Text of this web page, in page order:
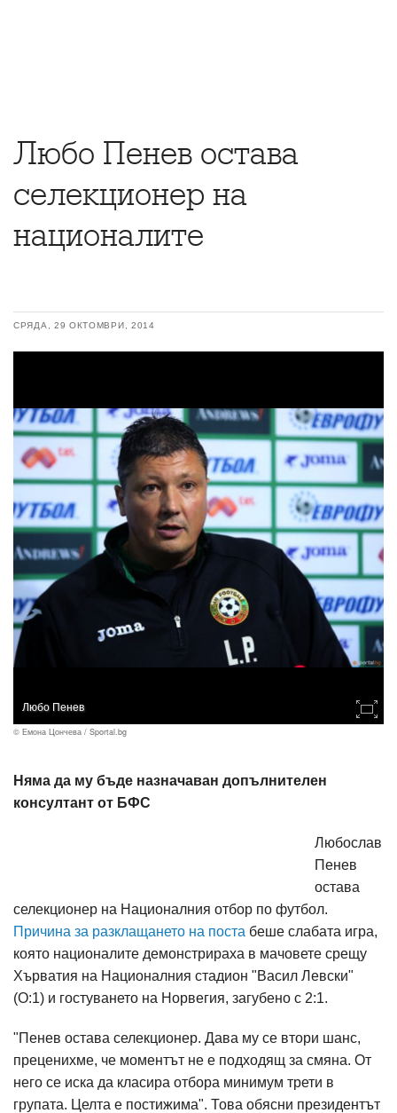
Любо Пенев остава
селекционер на
националите
СРЯДА, 29 ОКТОМВРИ, 2014
Любо Пенев
© Емона Цончева / Sportal.bg
Няма да му бъде назначаван допълнителен
консултант от БФС
Любослав
Пенев
остава
селекционер на Националния отбор по футбол.
Причина за разклащането на поста беше слабата игра,
която националите демонстрираха в мачовете срещу
Хърватия на Националния стадион "Васил Левски"
(О:1) и гостуването на Норвегия, загубено с 2:1.
"Пенев остава селекционер. Дава му се втори шанс,
преценихме, че моментът не е подходящ за смяна. От
него се иска да класира отбора минимум трети в
групата. Целта е постижима". Това обясни президентът